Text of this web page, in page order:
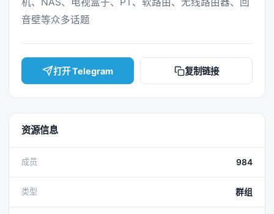
音壁等众多话题
打开 Telegram 复制链接
资源信息
成员 984
类型 群组